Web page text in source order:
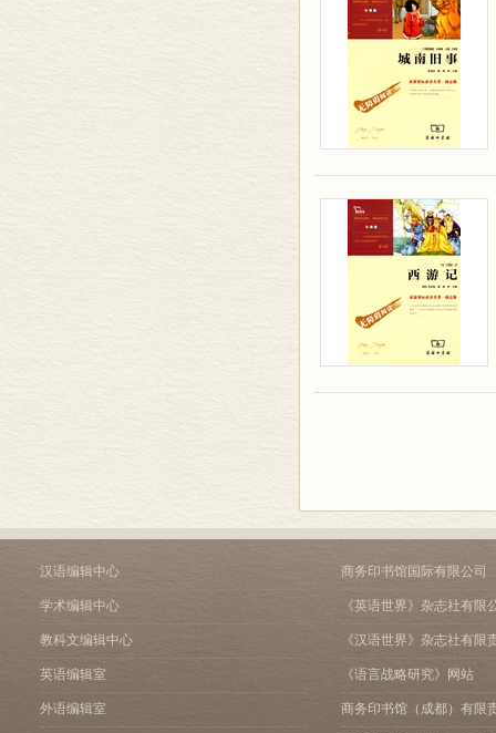
汉语编辑中心
学术编辑中心
教科文编辑中心
英语编辑室
外语编辑室
商务印书馆国际有限公司
《英语世界》杂志社有限
《汉语世界》杂志社有限
《语言战略研究》网站
商务印书馆（成都）有限